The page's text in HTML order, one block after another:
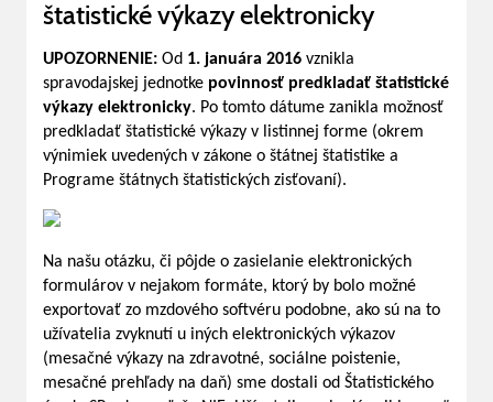
štatistické výkazy elektronicky
UPOZORNENIE: Od 1. januára 2016 vznikla
spravodajskej jednotke povinnosť predkladať štatistické
výkazy elektronicky. Po tomto dátume zanikla možnosť
predkladať štatistické výkazy v listinnej forme (okrem
výnimiek uvedených v zákone o štátnej štatistike a
Programe štátnych štatistických zisťovaní).
Na našu otázku, či pôjde o zasielanie elektronických
formulárov v nejakom formáte, ktorý by bolo možné
exportovať zo mzdového softvéru podobne, ako sú na to
užívatelia zvyknutí u iných elektronických výkazov
(mesačné výkazy na zdravotné, sociálne poistenie,
mesačné prehľady na daň) sme dostali od Štatistického